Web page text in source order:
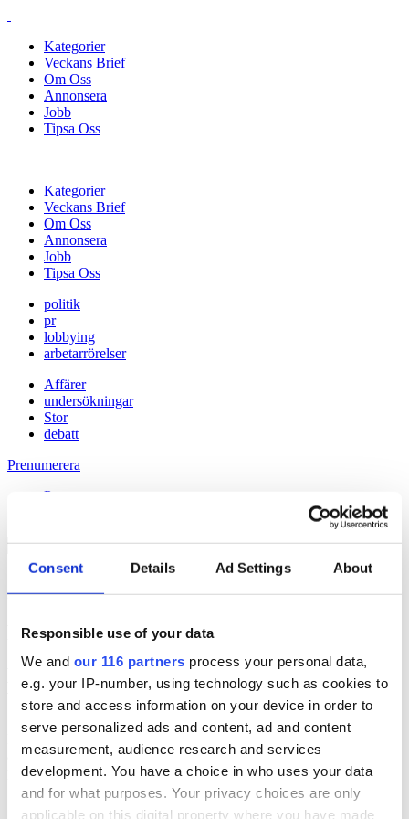
Consent Details Ad Settings About
Responsible use of your data
We and our 116 partners process your personal data,
e.g. your IP-number, using technology such as cookies to
store and access information on your device in order to
serve personalized ads and content, ad and content
measurement, audience research and services
development. You have a choice in who uses your data
and for what purposes. Your privacy choices are only
applicable on this digital property where you have made
Kategorier
Veckans Brief
Om Oss
Annonsera
Jobb
Tipsa Oss
Kategorier
Veckans Brief
Om Oss
Annonsera
Jobb
Tipsa Oss
politik
pr
lobbying
arbetarrörelser
Affärer
undersökningar
Stor
debatt
Prenumerera
Prenumerera
20 Nov 2014
Fem tips till nybörjare på Instagram
Håll dig uppdaterad med
Veckans Brief!
Få exklusiv tillgång till Veckans Brief, den essentiella läsningen för
alla som driver opinionsbildning och samhällsförändring, genom en
prenumeration på Dagens Opinion.
Grundprenumeration